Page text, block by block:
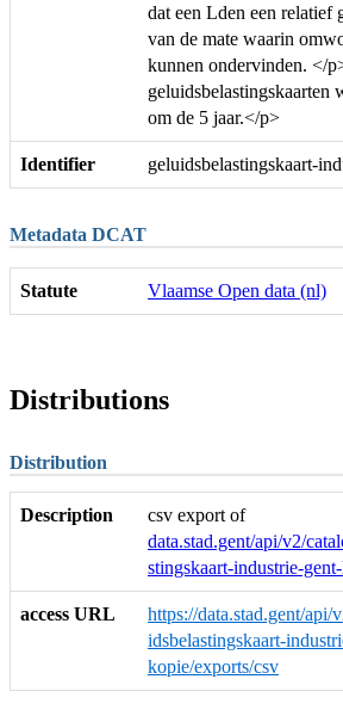
dat een Lden een relatief
van de mate waarin
kunnen ondervinden. </
geluidsbelastingskaarten
om de 5 jaar.</p>
Identifier geluidsbelastingskaart-
Metadata DCAT
Statute Vlaamse Open data (nl)
Distributions
Distribution
Description
csv export of
data.stad.gent/api/v2/
stingskaart-industrie-
access URL
https://data.stad.gent/api/
idsbelastingskaart-
kopie/exports/csv